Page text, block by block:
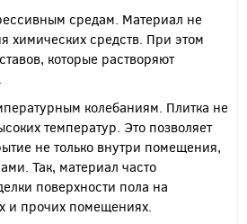
средам. Материал не
химических средств. При этом
которые растворяют
колебаниям. Плитка не
температур. Это позволяет
не только внутри помещения,
Так, материал часто
поверхности пола на
и прочих помещениях.